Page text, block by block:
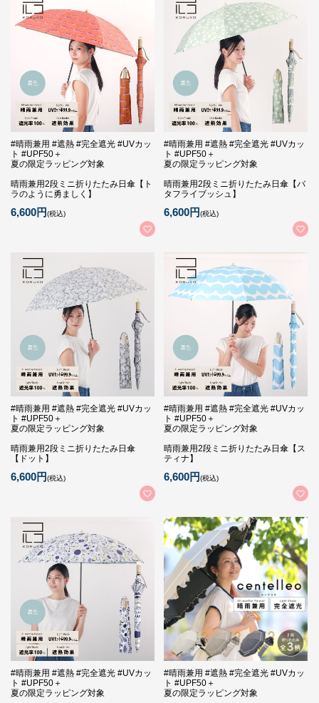
#晴雨兼用 #遮熱 #完全遮光 #UVカッ
ト #UPF50＋
夏の限定ラッピング対象
晴雨兼用2段ミニ折りたたみ日傘【ト
ラのように勇ましく】
6,600円(税込)
#晴雨兼用 #遮熱 #完全遮光 #UVカッ
ト #UPF50＋
夏の限定ラッピング対象
晴雨兼用2段ミニ折りたたみ日傘【バ
タフライブッシュ】
6,600円(税込)
#晴雨兼用 #遮熱 #完全遮光 #UVカッ
ト #UPF50＋
夏の限定ラッピング対象
晴雨兼用2段ミニ折りたたみ日傘
【ドット】
6,600円(税込)
#晴雨兼用 #遮熱 #完全遮光 #UVカッ
ト #UPF50＋
夏の限定ラッピング対象
晴雨兼用2段ミニ折りたたみ日傘【ス
ティナ】
6,600円(税込)
#晴雨兼用 #遮熱 #完全遮光 #UVカッ
ト #UPF50＋
夏の限定ラッピング対象
#晴雨兼用 #遮熱 #完全遮光 #UVカッ
ト #UPF50＋
夏の限定ラッピング対象